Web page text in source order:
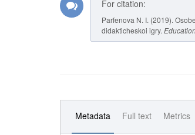
For citation:
Parfenova N. I. (2019).
didakticheskoi igry.
Metadata Full text Metrics